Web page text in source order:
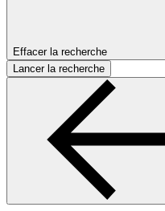
Effacer la recherche
Lancer la recherche